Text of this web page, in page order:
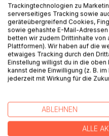
die das Leben von nun an
Immer mit dabei: Die
essenziellen Momente
AUTOR/IN
REZENSIONEN
Trackingtechnologien zu
serverseitiges Tracking sowie
geräteübergreifend Cookies,
sowie gehashte E-Mail-
betten wir zudem Drittinhalte von
Plattformen). Wir haben auf die
etwaiges Tracking durch den
Einstellung willigst du in die
kannst deine Einwilligung (z. B.
jederzeit mit Wirkung für die
ABLEHNEN
ALLE